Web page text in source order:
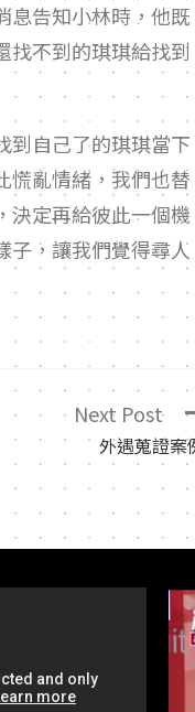
息告知小林時，他既
找不到的琪琪給找到
到自己了的琪琪當下
慌亂情緒，我們也替
決定再給彼此一個機
子，讓我們覺得尋人
Next Post
外遇蒐證案